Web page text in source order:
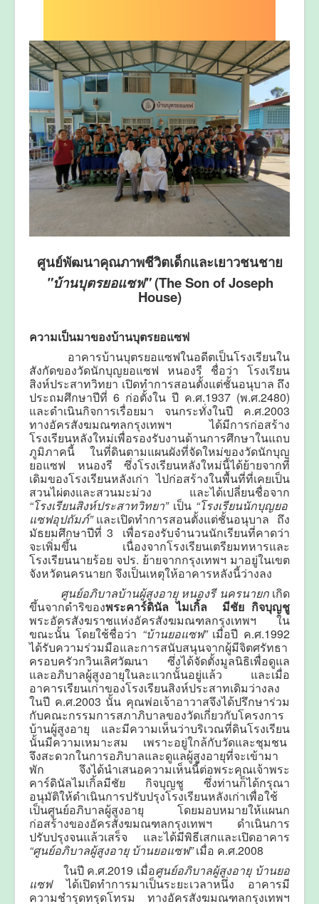
ศูนย์พัฒนาคุณภาพชีวิตเด็กและเยาวชนชาย
"บ้านบุตรยอแซฟ"(The Son of Joseph
House)
ความเป็นมาของบ้านบุตรยอแซฟ
อาคารบ้านบุตรยอแซฟในอดีตเป็นโรงเรียนใน
สังกัดของวัดนักบุญยอแซฟ หนองรี ชื่อว่า โรงเรียน
สิงห์ประสาทวิทยา เปิดทำการสอนตั้งแต่ชั้นอนุบาล ถึง
ประถมศึกษาปีที่ 6 ก่อตั้งใน ปี ค.ศ.1937 (พ.ศ.2480)
และดำเนินกิจการเรื่อยมา จนกระทั่งในปี ค.ศ.2003
ทางอัครสังฆมณฑลกรุงเทพฯ ได้มีการก่อสร้าง
โรงเรียนหลังใหม่เพื่อรองรับงานด้านการศึกษาในแถบ
ภูมิภาคนี้ ในที่ดินตามแผนผังที่จัดใหม่ของวัดนักบุญ
ยอแซฟ หนองรี ซึ่งโรงเรียนหลังใหม่นี้ได้ย้ายจากที่
เดิมของโรงเรียนหลังเก่า ไปก่อสร้างในพื้นที่ที่เคยเป็น
สวนไผ่ตงและสวนมะม่วง และได้เปลี่ยนชื่อจาก
“โรงเรียนสิงห์ประสาทวิทยา”เป็น “โรงเรียนนักบุญยอ
แซฟอุปถัมภ์”และเปิดทำการสอนตั้งแต่ชั้นอนุบาล ถึง
มัธยมศึกษาปีที่ 3 เพื่อรองรับจำนวนนักเรียนที่คาดว่า
จะเพิ่มขึ้น เนื่องจากโรงเรียนเตรียมทหารและ
โรงเรียนนายร้อย จปร. ย้ายจากกรุงเทพฯ มาอยู่ในเขต
จังหวัดนครนายก จึงเป็นเหตุให้อาคารหลังนี้ว่างลง
ศูนย์อภิบาลบ้านผู้สูงอายุ หนองรี นครนายกเกิด
ขึ้นจากดำริของพระคาร์ดินัล ไมเกิ้ล มีชัย กิจบุญชู
พระอัครสังฆราชแห่งอัครสังฆมณฑลกรุงเทพฯ ใน
ขณะนั้น โดยใช้ชื่อว่า “บ้านยอแซฟ”เมื่อปี ค.ศ.1992
ได้รับความร่วมมือและการสนับสนุนจากผู้มีจิตศรัทธา
ครอบครัวกวินเลิศวัฒนา ซึ่งได้จัดตั้งมูลนิธิเพื่อดูแล
และอภิบาลผู้สูงอายุในละแวกนั้นอยู่แล้ว และเมื่อ
อาคารเรียนเก่าของโรงเรียนสิงห์ประสาทเดิมว่างลง
ในปี ค.ศ.2003 นั้น คุณพ่อเจ้าอาวาสจึงได้ปรึกษาร่วม
กับคณะกรรมการสภาภิบาลของวัดเกี่ยวกับโครงการ
บ้านผู้สูงอายุ และมีความเห็นว่าบริเวณที่ดินโรงเรียน
นั้นมีความเหมาะสม เพราะอยู่ใกล้กับวัดและชุมชน
จึงสะดวกในการอภิบาลและดูแลผู้สูงอายุที่จะเข้ามา
พัก จึงได้นำเสนอความเห็นนี้ต่อพระคุณเจ้าพระ
คาร์ดินัลไมเกิ้ลมีชัย กิจบุญชู ซึ่งท่านก็ได้กรุณา
อนุมัติให้ดำเนินการปรับปรุงโรงเรียนหลังเก่าเพื่อใช้
เป็นศูนย์อภิบาลผู้สูงอายุ โดยมอบหมายให้แผนก
ก่อสร้างของอัครสังฆมณฑลกรุงเทพฯ ดำเนินการ
ปรับปรุงจนแล้วเสร็จ และได้มีพิธีเสกและเปิดอาคาร
“ศูนย์อภิบาลผู้สูงอายุ บ้านยอแซฟ”เมื่อ ค.ศ.2008
ในปี ค.ศ.2019 เมื่อศูนย์อภิบาลผู้สูงอายุ บ้านยอ
แซฟได้เปิดทำการมาเป็นระยะเวลาหนึ่ง อาคารมี
ความชำรุดทรุดโทรม ทางอัครสังฆมณฑลกรุงเทพฯ